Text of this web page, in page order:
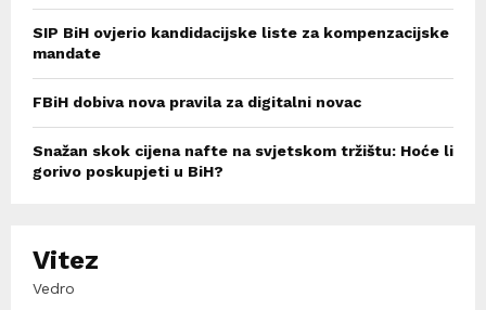
SIP BiH ovjerio kandidacijske liste za kompenzacijske
mandate
FBiH dobiva nova pravila za digitalni novac
Snažan skok cijena nafte na svjetskom tržištu: Hoće li
gorivo poskupjeti u BiH?
Vitez
Vedro